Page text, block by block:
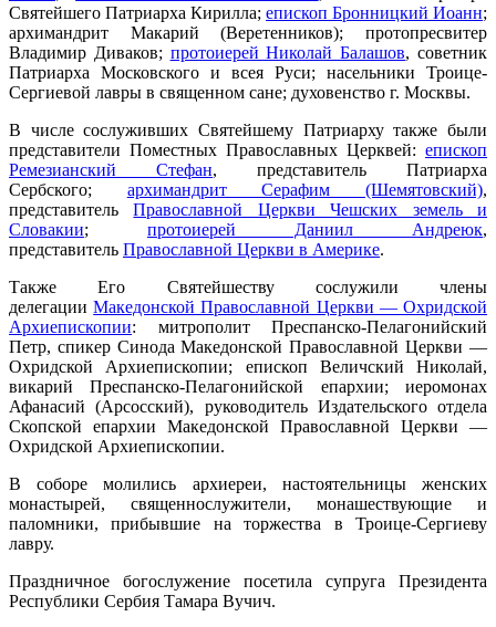
Святейшего Патриарха Кирилла; епископ Бронницкий Иоанн;
архимандрит Макарий (Веретенников); протопресвитер
Владимир Диваков; протоиерей Николай Балашов, советник
Патриарха Московского и всея Руси; насельники Троице-
Сергиевой лавры в священном сане; духовенство г. Москвы.
В числе сослуживших Святейшему Патриарху также были
представители Поместных Православных Церквей: епископ
Ремезианский Стефан, представитель Патриарха
Сербского; архимандрит Серафим (Шемятовский),
представительПравославной Церкви Чешских земель и
Словакии; протоиерей Даниил Андреюк,
представитель Православной Церкви в Америке.
Также Его Святейшеству сослужили члены
делегацииМакедонской Православной Церкви — Охридской
Архиепископии: митрополит Преспанско-Пелагонийский
Петр, спикер Синода Македонской Православной Церкви —
Охридской Архиепископии; епископ Величский Николай,
викарий Преспанско-Пелагонийской епархии; иеромонах
Афанасий (Арсосский), руководитель Издательского отдела
Скопской епархии Македонской Православной Церкви —
Охридской Архиепископии.
В соборе молились архиереи, настоятельницы женских
монастырей, священнослужители, монашествующие и
паломники, прибывшие на торжества в Троице-Сергиеву
лавру.
Праздничное богослужение посетила супруга Президента
Республики Сербия Тамара Вучич.